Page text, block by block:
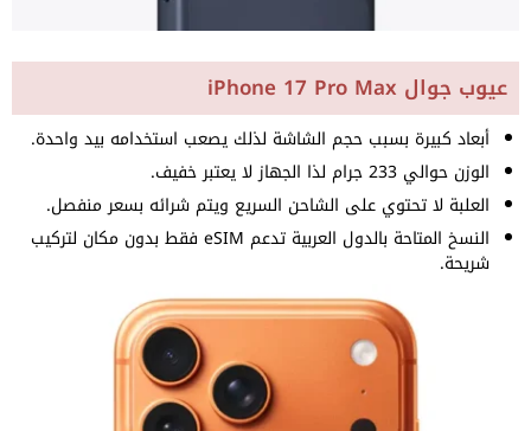
عيوب جوال iPhone 17 Pro Max
أبعاد كبيرة بسبب حجم الشاشة لذلك يصعب استخدامه بيد واحدة.
الوزن حوالي 233 جرام لذا الجهاز لا يعتبر خفيف.
العلبة لا تحتوي على الشاحن السريع ويتم شرائه بسعر منفصل.
النسخ المتاحة بالدول العربية تدعم eSIM فقط بدون مكان لتركيب
شريحة.